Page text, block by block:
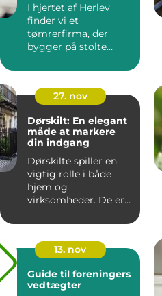
I hjertet af Herlev
finder vi et
tømrerfirma, der
bygger på stolte
27. nov
Dørskilt: En elegant
måde at markere
din indgang
Dørskilte spiller en
vigtig rolle i både
hjem og
virksomheder. De er
13. nov
Guide til foreningers
vedtægter